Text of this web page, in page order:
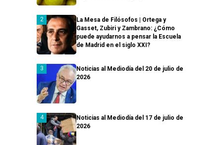
La Mesa de Filósofos | Ortega y
Gasset, Zubiri y Zambrano: ¿Cómo
puede ayudarnos a pensar la Escuela
de Madrid en el siglo XXI?
Noticias al Mediodía del 20 de julio de
2026
Noticias al Mediodía del 17 de julio de
2026